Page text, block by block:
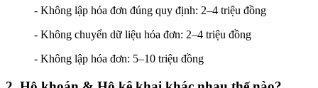
- Không lập hóa đơn đúng quy định: 2–4 triệu đồng
- Không chuyển dữ liệu hóa đơn: 2–4 triệu đồng
- Không lập hóa đơn: 5–10 triệu đồng